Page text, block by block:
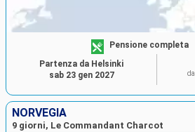
Pensione completa
da
Partenza da Helsinki
sab 23 gen 2027
NORVEGIA
9 giorni, Le Commandant Charcot